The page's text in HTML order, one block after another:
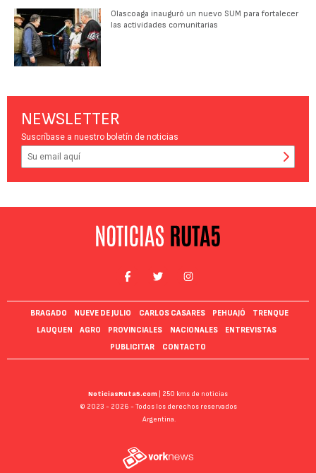
Olascoaga inauguró un nuevo SUM para fortalecer
las actividades comunitarias
NEWSLETTER
Suscríbase a nuestro boletín de noticias
BRAGADO NUEVE DE JULIO CARLOS CASARES PEHUAJÓ
TRENQUE
LAUQUEN
AGRO PROVINCIALES NACIONALES
ENTREVISTAS
PUBLICITAR
CONTACTO
NoticiasRuta5.com
| 250 kms de noticias
© 2023 - 2026 - Todos los derechos reservados
Argentina.